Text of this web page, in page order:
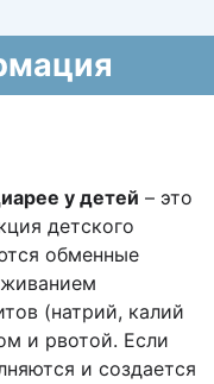
у детей – это
детского
обменные
(натрий, калий
и рвотой. Если
и создается